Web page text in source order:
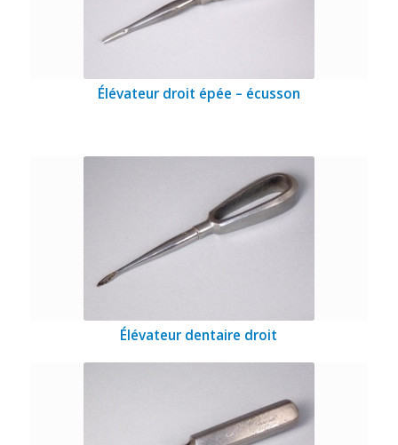
Élévateur droit épée – écusson
Élévateur dentaire droit